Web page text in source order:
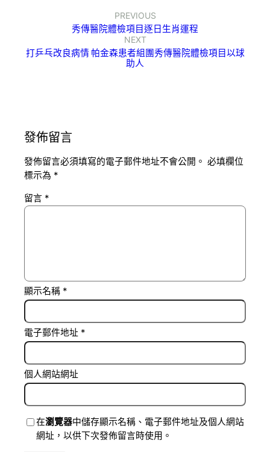
PREVIOUS
秀傳醫院體檢項目逐日生肖運程
NEXT
打乒乓改良病情 帕金森患者組團秀傳醫院體檢項目以球
助人
發佈留言
發佈留言必須填寫的電子郵件地址不會公開。 必填欄位
標示為 *
留言 *
顯示名稱 *
電子郵件地址 *
個人網站網址
在瀏覽器中儲存顯示名稱、電子郵件地址及個人網站
網址，以供下次發佈留言時使用。